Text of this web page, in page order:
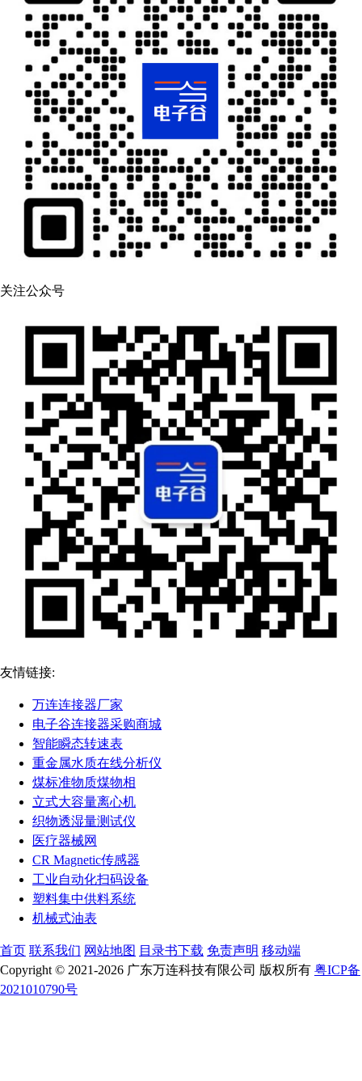
关注公众号
友情链接:
万连连接器厂家
电子谷连接器采购商城
智能瞬态转速表
重金属水质在线分析仪
煤标准物质煤物相
立式大容量离心机
织物透湿量测试仪
医疗器械网
CR Magnetic传感器
工业自动化扫码设备
塑料集中供料系统
机械式油表
首页 联系我们 网站地图 目录书下载 免责声明 移动端
Copyright © 2021-2026 广东万连科技有限公司 版权所有 粤ICP备
2021010790号